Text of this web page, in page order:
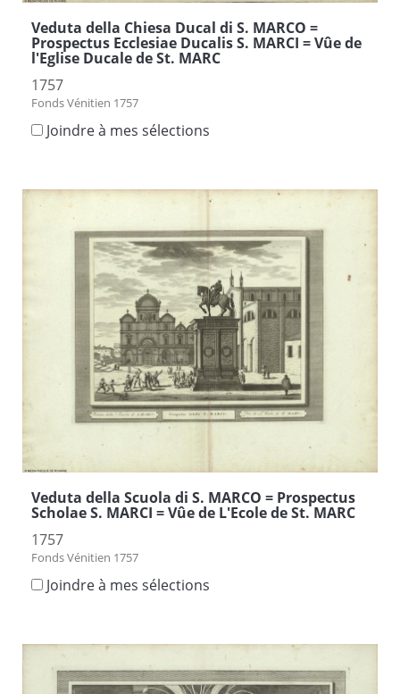
Veduta della Chiesa Ducal di S. MARCO =
Prospectus Ecclesiae Ducalis S. MARCI = Vûe de
l'Eglise Ducale de St. MARC
1757
Fonds Vénitien 1757
Joindre à mes sélections
Veduta della Scuola di S. MARCO = Prospectus
Scholae S. MARCI = Vûe de L'Ecole de St. MARC
1757
Fonds Vénitien 1757
Joindre à mes sélections